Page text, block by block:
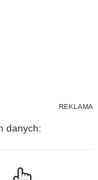
danych: